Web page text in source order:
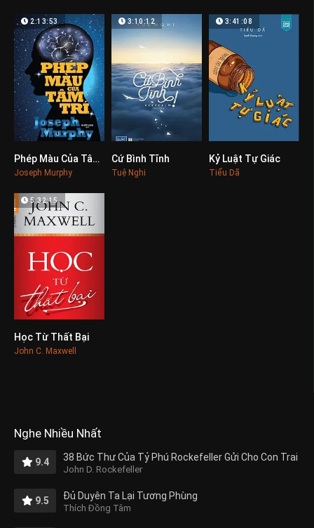
0
2:13:53
Phép Màu Của Tâm Trí
Joseph Murphy
3:10:12
Cứ Bình Tĩnh
Tuệ Nghi
3:41:08
Kỷ Luật Tự Giác
Tiểu Dã
5:32:15
Học Từ Thất Bại
John C. Maxwell
Nghe Nhiều Nhất
9.4 38 Bức Thư Của Tỷ Phú Rockefeller Gửi Cho Con Trai
John D. Rockefeller
9.5 Đủ Duyên Ta Lại Tương Phùng
Thích Đồng Tâm